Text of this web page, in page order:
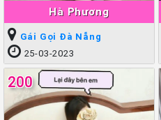
Hà Phương
Gái Gọi Đà Nẵng
25-03-2023
200